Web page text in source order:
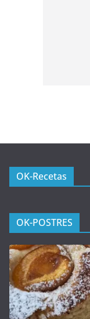
OK-Recetas
OK-POSTRES